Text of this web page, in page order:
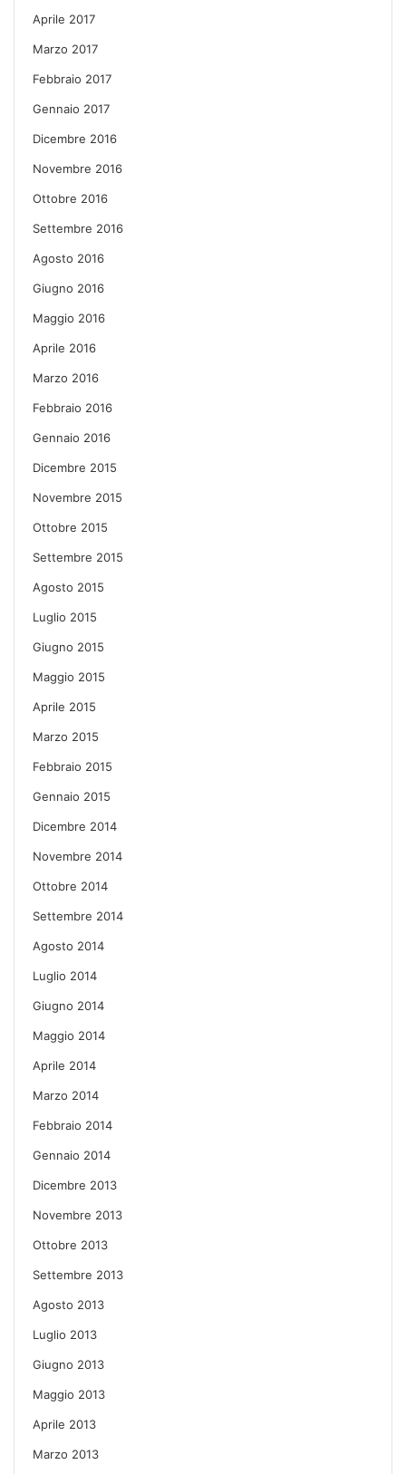
Aprile 2017
Marzo 2017
Febbraio 2017
Gennaio 2017
Dicembre 2016
Novembre 2016
Ottobre 2016
Settembre 2016
Agosto 2016
Giugno 2016
Maggio 2016
Aprile 2016
Marzo 2016
Febbraio 2016
Gennaio 2016
Dicembre 2015
Novembre 2015
Ottobre 2015
Settembre 2015
Agosto 2015
Luglio 2015
Giugno 2015
Maggio 2015
Aprile 2015
Marzo 2015
Febbraio 2015
Gennaio 2015
Dicembre 2014
Novembre 2014
Ottobre 2014
Settembre 2014
Agosto 2014
Luglio 2014
Giugno 2014
Maggio 2014
Aprile 2014
Marzo 2014
Febbraio 2014
Gennaio 2014
Dicembre 2013
Novembre 2013
Ottobre 2013
Settembre 2013
Agosto 2013
Luglio 2013
Giugno 2013
Maggio 2013
Aprile 2013
Marzo 2013